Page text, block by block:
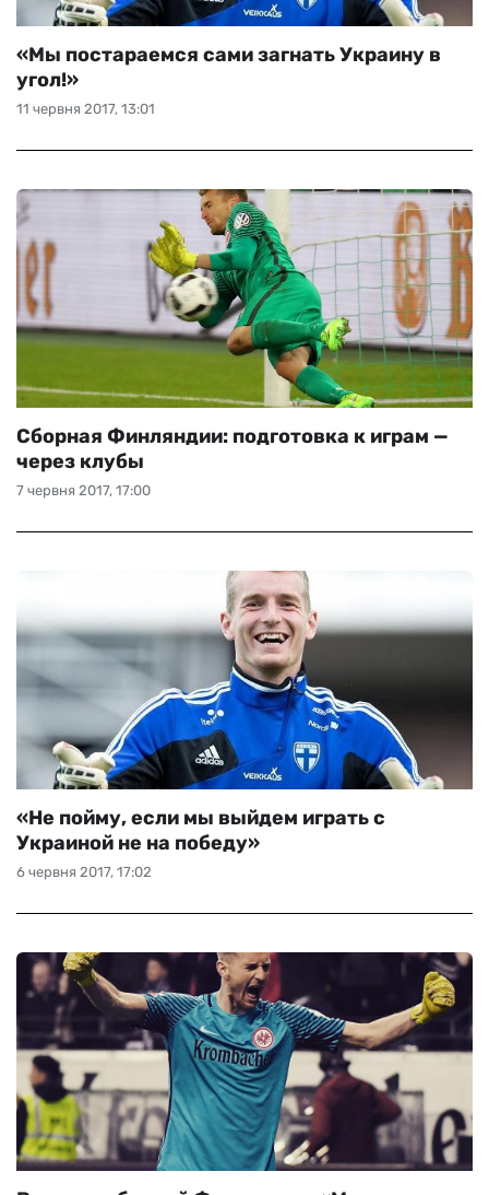
11 червня 2017, 13:01
«Мы постараемся сами загнать Украину в
угол!»
7 червня 2017, 17:00
Сборная Финляндии: подготовка к играм —
через клубы
6 червня 2017, 17:02
«Не пойму, если мы выйдем играть с
Украиной не на победу»